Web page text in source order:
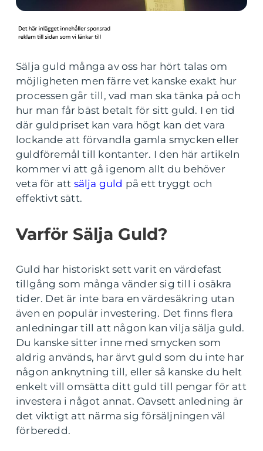
Sälja guld många av oss har hört talas om
möjligheten men färre vet kanske exakt hur
processen går till, vad man ska tänka på och
hur man får bäst betalt för sitt guld. I en tid
där guldpriset kan vara högt kan det vara
lockande att förvandla gamla smycken eller
guldföremål till kontanter. I den här artikeln
kommer vi att gå igenom allt du behöver
veta för att sälja guld på ett tryggt och
effektivt sätt.
Varför Sälja Guld?
Guld har historiskt sett varit en värdefast
tillgång som många vänder sig till i osäkra
tider. Det är inte bara en värdesäkring utan
även en populär investering. Det finns flera
anledningar till att någon kan vilja sälja guld.
Du kanske sitter inne med smycken som
aldrig används, har ärvt guld som du inte har
någon anknytning till, eller så kanske du helt
enkelt vill omsätta ditt guld till pengar för att
investera i något annat. Oavsett anledning är
det viktigt att närma sig försäljningen väl
förberedd.